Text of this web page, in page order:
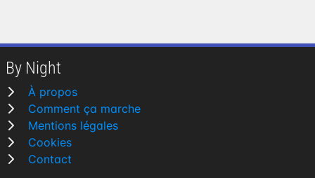
By Night
À propos
Comment ça marche
Mentions légales
Cookies
Contact